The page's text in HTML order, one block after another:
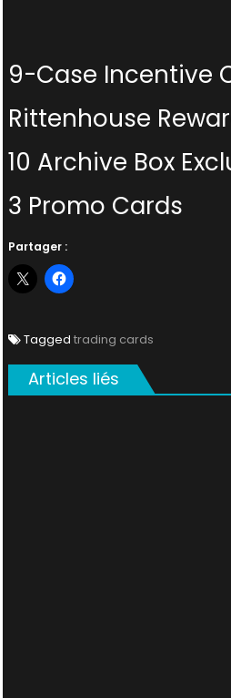
9-Case Incentive
Rittenhouse
10 Archive Box
3 Promo Cards
Partager :
Tagged trading cards
Articles liés